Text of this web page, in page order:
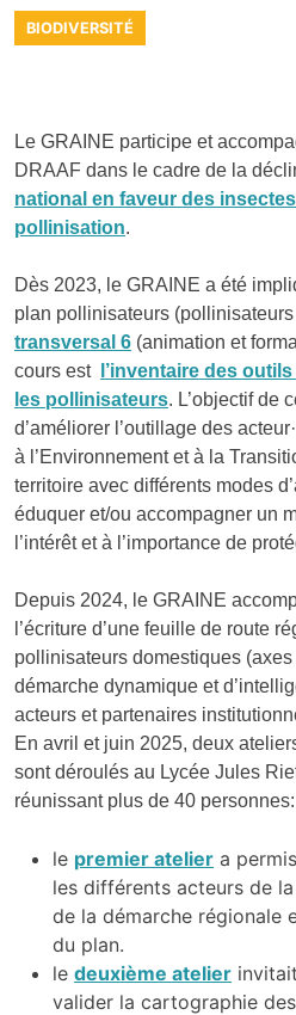
BIODIVERSITÉ
Le GRAINE participe et
DRAAF dans le cadre de la
national en faveur des
pollinisation.
Dès 2023, le GRAINE a été
plan pollinisateurs
transversal 6 (animation et
cours est
l’inventaire des
les pollinisateurs. L’objectif de
d’améliorer l’outillage des
à l’Environnement et à la
territoire avec différents modes
éduquer et/ou accompagner un
l’intérêt et à l’importance de
Depuis 2024, le GRAINE
l’écriture d’une feuille de route
pollinisateurs domestiques
démarche dynamique et
acteurs et partenaires
En avril et juin 2025, deux
sont déroulés au Lycée Jules
réunissant plus de 40 personnes:
le premier atelier a
les différents acteurs de
de la démarche régionale
du plan.
le deuxième atelier
valider la cartographie